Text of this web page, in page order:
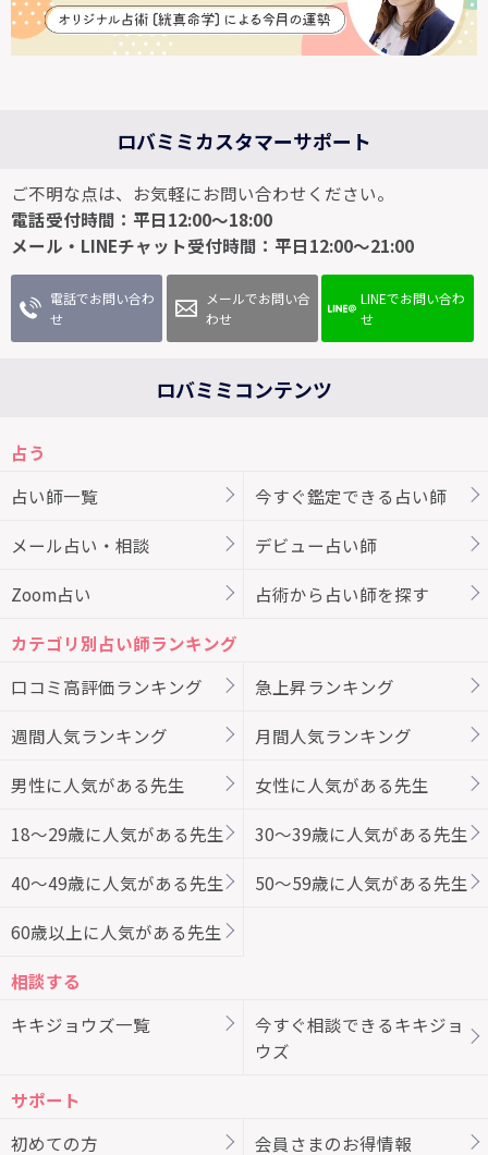
ロバミミカスタマーサポート
ご不明な点は、お気軽にお問い合わせください。
電話受付時間：平日12:00～18:00
メール・LINEチャット受付時間：平日12:00～21:00
電話でお問い合わ
せ
メールでお問い合
わせ
LINEでお問い合わ
せ
ロバミミコンテンツ
占う
占い師一覧
今すぐ鑑定できる占い師
メール占い・相談 デビュー占い師
Zoom占い 占術から占い師を探す
カテゴリ別占い師ランキング
口コミ高評価ランキング
急上昇ランキング
週間人気ランキング 月間人気ランキング
男性に人気がある先生 女性に人気がある先生
18～29歳に人気がある先生 30～39歳に人気がある先生
40～49歳に人気がある先生 50～59歳に人気がある先生
60歳以上に人気がある先生
相談する
キキジョウズ一覧
今すぐ相談できるキキジョ
ウズ
サポート
初めての方
会員さまのお得情報